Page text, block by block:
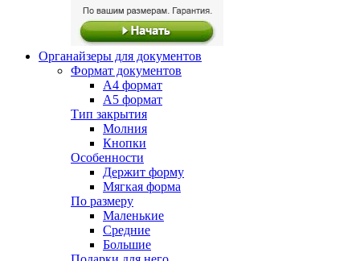
Органайзеры для документов
Формат документов
А4 формат
А5 формат
Тип закрытия
Молния
Кнопки
Особенности
Держит форму
Мягкая форма
По размеру
Маленькие
Средние
Большие